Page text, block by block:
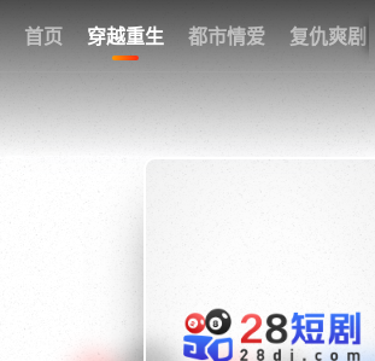
首页 穿越重生 都市情爱 复仇爽剧
我的观影记录